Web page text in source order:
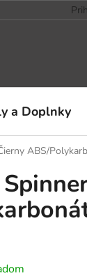
a Doplnky
ABS/